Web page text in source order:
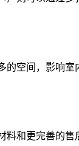
的空间，影响
料和更完善的